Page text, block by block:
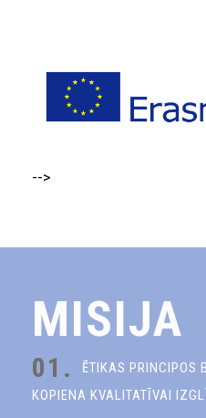
-->
MISIJA
01.
ĒTIKAS PRINCIPOS
KOPIENA KVALITATĪVAI